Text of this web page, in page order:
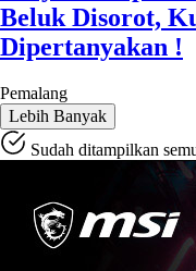
Beluk Disorot,
Dipertanyakan !
Pemalang
Lebih Banyak
Sudah ditampilkan